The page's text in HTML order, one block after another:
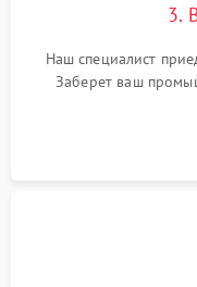
3.
Наш специалист
Заберет ваш